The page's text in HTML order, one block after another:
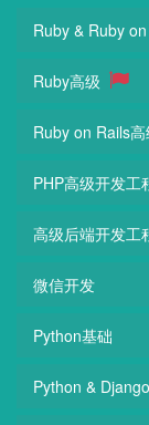
Ruby & Ruby
Ruby高级
Ruby on Rails高
PHP高级开发工
高级后端开发工
微信开发
Python基础
Python &